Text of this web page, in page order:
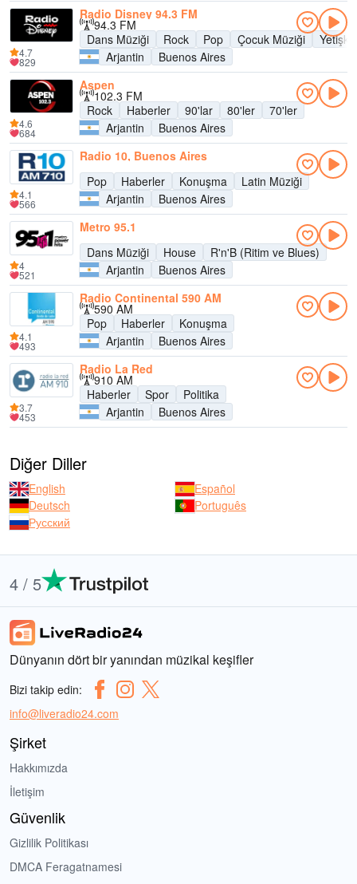
Radio Disney 94.3 FM
94.3 FM
Dans Müziği
Rock Pop Çocuk Müziği
Arjantin
Buenos Aires
4.7
829
Aspen
102.3 FM
Rock
Haberler 90'lar 80'ler
70'ler
Arjantin
Buenos Aires
4.6
684
Radio 10, Buenos Aires
Pop
Haberler Konuşma
Latin Müziği
Arjantin
Buenos Aires
4.1
566
Metro 95.1
Dans Müziği
House
R'n'B (Ritim ve Blues)
Arjantin
Buenos Aires
4
521
Radio Continental 590 AM
590 AM
Pop
Haberler
Konuşma
Arjantin
Buenos Aires
4.1
493
Radio La Red
910 AM
Haberler
Spor
Politika
Arjantin
Buenos Aires
3.7
453
Diğer Diller
English
Español
Deutsch
Português
Русский
4 / 5
Dünyanın dört bir yanından müzikal keşifler
Bizi takip edin:
info@liveradio24.com
Şirket
Hakkımızda
İletişim
Güvenlik
Gizlilik Politikası
DMCA Feragatnamesi